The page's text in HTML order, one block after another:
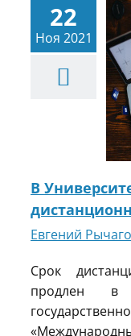
22
Ноя 2021
В
Евгений
Срок
продлен в